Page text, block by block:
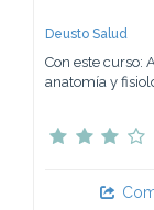
Deusto Salud
Con este curso:
anatomía y